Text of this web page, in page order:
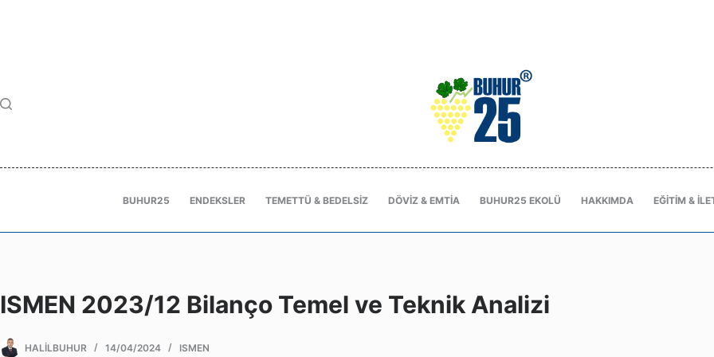
BUHUR25 ENDEKSLER TEMETTÜ & BEDELSIZ DÖVIZ & EMTIA BUHUR25 EKOLÜ HAKKIMDA EĞITIM &
ISMEN 2023/12 Bilanço Temel ve Teknik Analizi
HALILBUHUR 14/04/2024 ISMEN